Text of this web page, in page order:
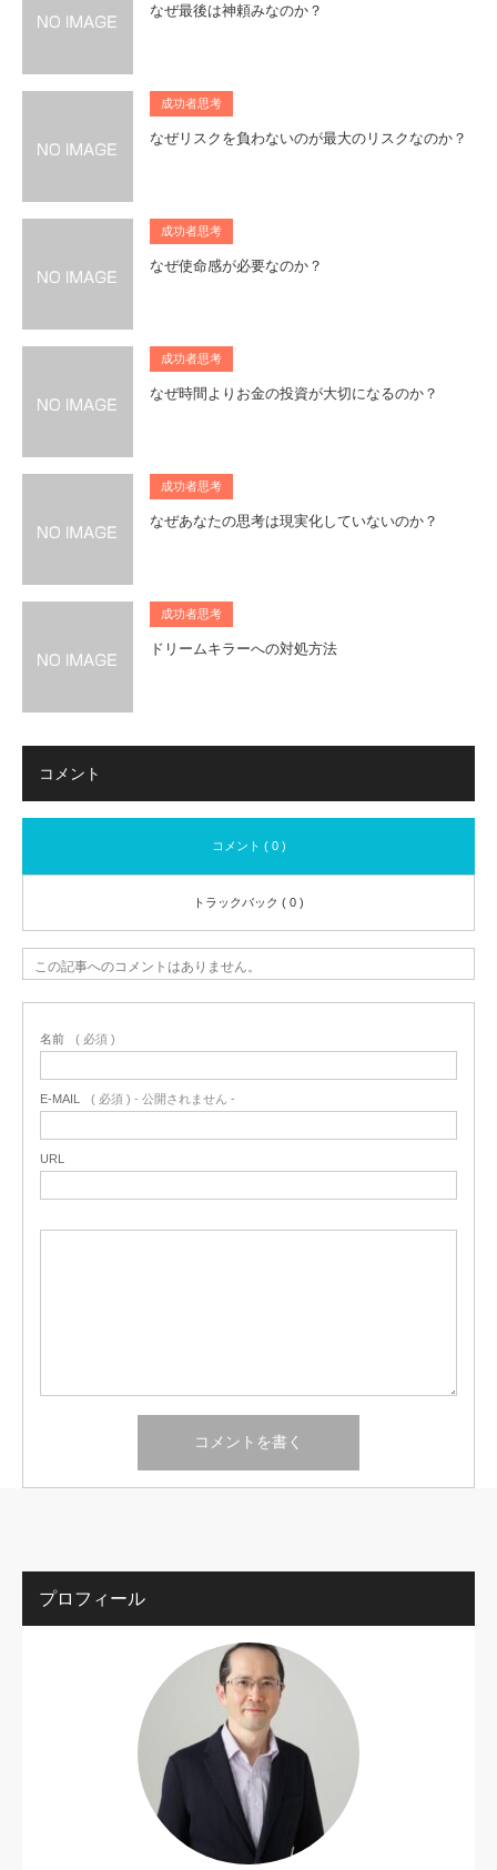
なぜ最後は神頼みなのか？
成功者思考
なぜリスクを負わないのが最大のリスクなのか？
成功者思考
なぜ使命感が必要なのか？
成功者思考
なぜ時間よりお金の投資が大切になるのか？
成功者思考
なぜあなたの思考は現実化していないのか？
成功者思考
ドリームキラーへの対処方法
コメント
コメント ( 0 )
トラックバック ( 0 )
この記事へのコメントはありません。
名前 ( 必須 )
E-MAIL ( 必須 ) - 公開されません -
URL
プロフィール